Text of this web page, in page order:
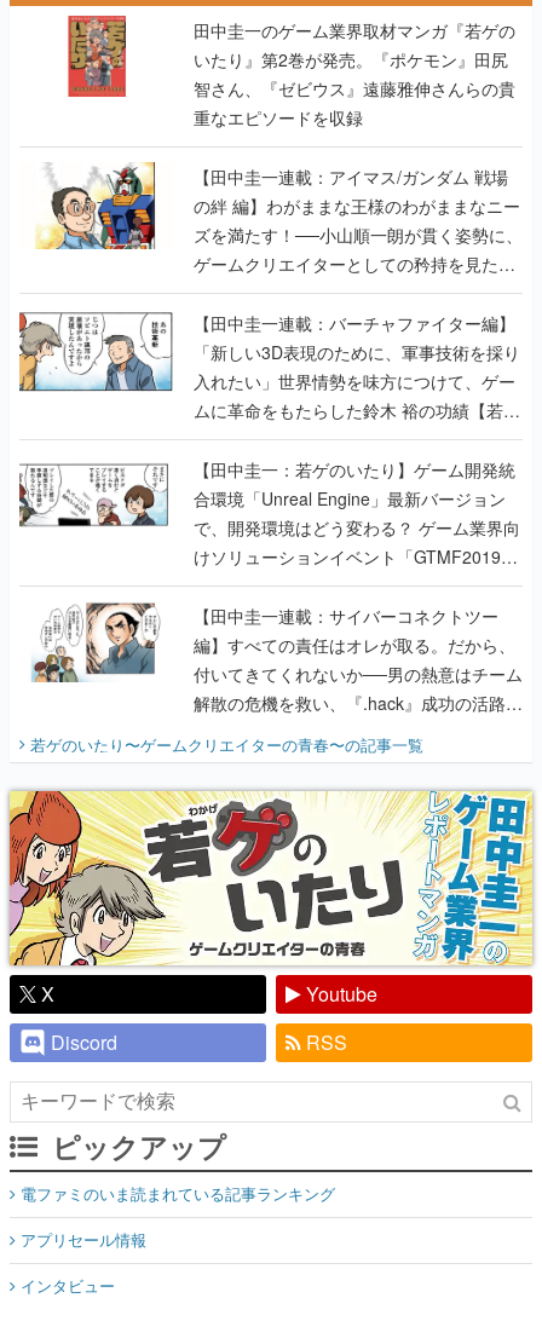
田中圭一のゲーム業界取材マンガ『若ゲの
いたり』第2巻が発売。『ポケモン』田尻
智さん、『ゼビウス』遠藤雅伸さんらの貴
重なエピソードを収録
【田中圭一連載：アイマス/ガンダム 戦場
の絆 編】わがままな王様のわがままなニー
ズを満たす！──小山順一朗が貫く姿勢に、
ゲームクリエイターとしての矜持を見た
【若ゲのいたり最終回】
【田中圭一連載：バーチャファイター編】
「新しい3D表現のために、軍事技術を採り
入れたい」世界情勢を味方につけて、ゲー
ムに革命をもたらした鈴木 裕の功績【若ゲ
のいたり】
【田中圭一：若ゲのいたり】ゲーム開発統
合環境「Unreal Engine」最新バージョン
で、開発環境はどう変わる？ ゲーム業界向
けソリューションイベント「GTMF2019」
に行って、より理解を深めよう【PR】
【田中圭一連載：サイバーコネクトツー
編】すべての責任はオレが取る。だから、
付いてきてくれないか──男の熱意はチーム
解散の危機を救い、『.hack』成功の活路を
開く。業界の快男児・松山 洋に流れる血は
『少年ジャンプ』色だった【若ゲのいた
り】
若ゲのいたり〜ゲームクリエイターの青春〜の記事一覧
X
Youtube
Discord
RSS
ピックアップ
電ファミのいま読まれている記事ランキング
アプリセール情報
インタビュー